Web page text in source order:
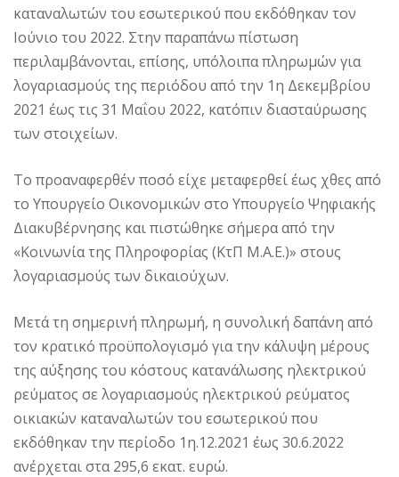
καταναλωτών του εσωτερικού που εκδόθηκαν τον
Ιούνιο του 2022. Στην παραπάνω πίστωση
περιλαμβάνονται, επίσης, υπόλοιπα πληρωμών για
λογαριασμούς της περιόδου από την 1η Δεκεμβρίου
2021 έως τις 31 Μαΐου 2022, κατόπιν διασταύρωσης
των στοιχείων.
Το προαναφερθέν ποσό είχε μεταφερθεί έως χθες από
το Υπουργείο Οικονομικών στο Υπουργείο Ψηφιακής
Διακυβέρνησης και πιστώθηκε σήμερα από την
«Κοινωνία της Πληροφορίας (ΚτΠ Μ.Α.Ε.)» στους
λογαριασμούς των δικαιούχων.
Μετά τη σημερινή πληρωμή, η συνολική δαπάνη από
τον κρατικό προϋπολογισμό για την κάλυψη μέρους
της αύξησης του κόστους κατανάλωσης ηλεκτρικού
ρεύματος σε λογαριασμούς ηλεκτρικού ρεύματος
οικιακών καταναλωτών του εσωτερικού που
εκδόθηκαν την περίοδο 1η.12.2021 έως 30.6.2022
ανέρχεται στα 295,6 εκατ. ευρώ.